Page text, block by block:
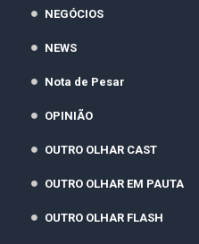
NEGÓCIOS
NEWS
Nota de Pesar
OPINIÃO
OUTRO OLHAR CAST
OUTRO OLHAR EM PAUTA
OUTRO OLHAR FLASH